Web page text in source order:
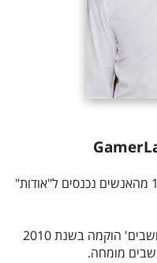
פחות מ-1% מהאנשים נכנסים ל"אודות"
'גיימרלנד' או בשמה הקודם 'גיא מחשבים' הוקמה בשנת 2010
מומחה.